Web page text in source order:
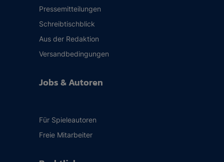
Pressemitteilungen
Schreibtischblick
Aus der Redaktion
Versandbedingungen
Jobs & Autoren
Für Spieleautoren
Freie Mitarbeiter